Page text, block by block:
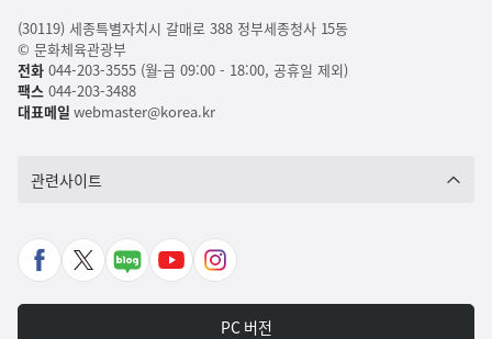
(30119) 세종특별자치시 갈매로 388 정부세종청사 15동
© 문화체육관광부
전화044-203-3555 (월-금 09:00 - 18:00, 공휴일 제외)
팩스044-203-3488
대표메일 webmaster@korea.kr
관련사이트
페
X
네
유
인
타
PC 버전